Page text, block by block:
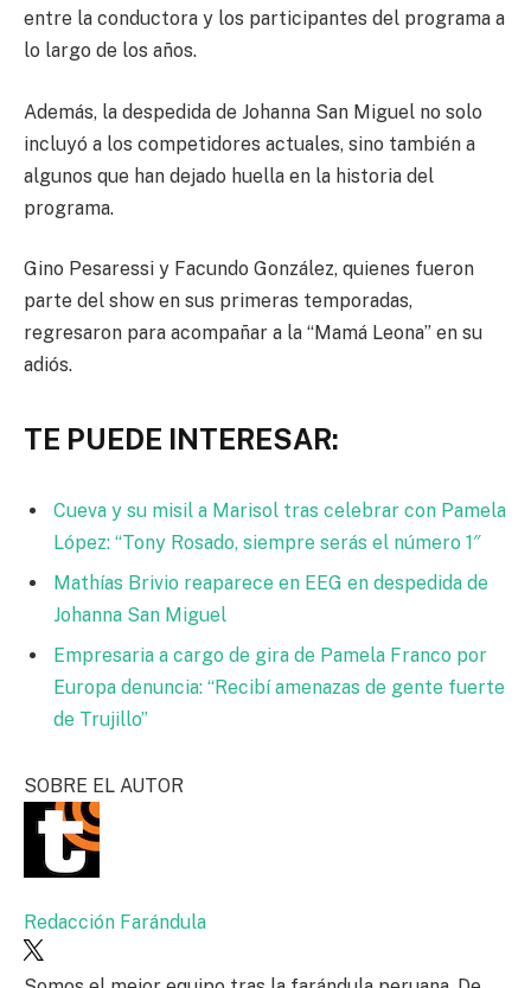
entre la conductora y los participantes del programa a
lo largo de los años.
Además, la despedida de Johanna San Miguel no solo
incluyó a los competidores actuales, sino también a
algunos que han dejado huella en la historia del
programa.
Gino Pesaressi y Facundo González, quienes fueron
parte del show en sus primeras temporadas,
regresaron para acompañar a la “Mamá Leona” en su
adiós.
TE PUEDE INTERESAR:
Cueva y su misil a Marisol tras celebrar con Pamela
López: “Tony Rosado, siempre serás el número 1″
Mathías Brivio reaparece en EEG en despedida de
Johanna San Miguel
Empresaria a cargo de gira de Pamela Franco por
Europa denuncia: “Recibí amenazas de gente fuerte
de Trujillo”
SOBRE EL AUTOR
Redacción Farándula